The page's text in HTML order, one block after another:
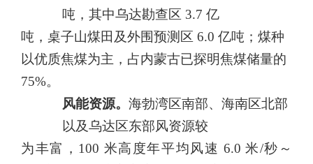
吨，其中乌达勘查区 3.7 亿
吨，桌子山煤田及外围预测区 6.0 亿吨；煤种
以优质焦煤为主，占内蒙古已探明焦煤储量的
75%。
风能资源。 海勃湾区南部、海南区北部
以及乌达区东部风资源较
为丰富，100 米高度年平均风速 6.0 米/秒 ～